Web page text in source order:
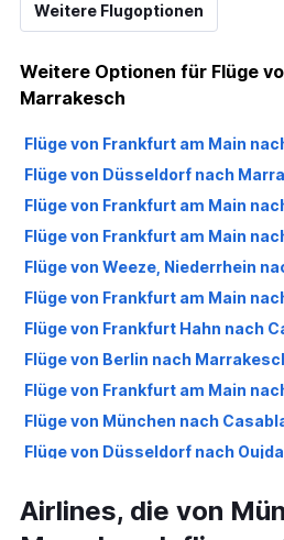
Weitere Flugoptionen
Weitere Optionen für Flüge
Marrakesch
Flüge von Frankfurt am Main
Flüge von Düsseldorf nach
Flüge von Frankfurt am Main
Flüge von Frankfurt am Main
Flüge von Weeze, Niederrhein
Flüge von Frankfurt am Main
Flüge von Frankfurt Hahn nach
Flüge von Berlin nach
Flüge von Frankfurt am Main
Flüge von München nach
Flüge von Düsseldorf nach Oujda
Flüge von Düsseldorf nach Nador
Airlines, die von